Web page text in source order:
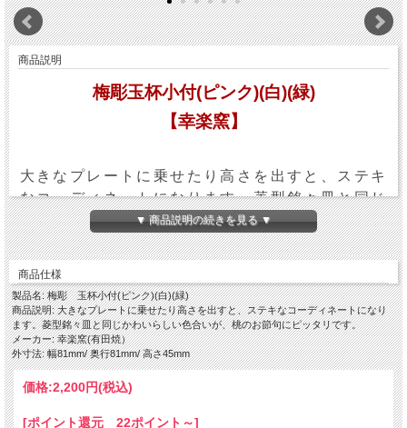
商品説明
梅彫玉杯小付(ピンク)(白)(緑)
【幸楽窯】
大きなプレートに乗せたり高さを出すと、ステキ
なコーディネートになります。菱型銘々皿と同じ
かわいらしい色合いが、桃のお節句にピッタリで
す。
直径8.1×H4.5cm
▼ 商品説明の続きを見る ▼
商品仕様
製品名: 梅彫 玉杯小付(ピンク)(白)(緑)
商品説明: 大きなプレートに乗せたり高さを出すと、ステキなコーディネートになり
ます。菱型銘々皿と同じかわいらしい色合いが、桃のお節句にピッタリです。
メーカー: 幸楽窯(有田焼）
外寸法: 幅81mm/ 奥行81mm/ 高さ45mm
価格:2,200円(税込)
[ポイント還元 22ポイント～]